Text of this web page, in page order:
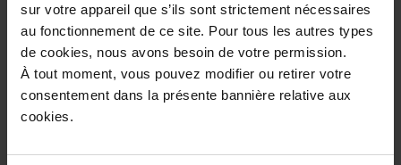
sur votre appareil que s’ils sont strictement nécessaires
au fonctionnement de ce site. Pour tous les autres types
de cookies, nous avons besoin de votre permission.
À tout moment, vous pouvez modifier ou retirer votre
consentement dans la présente bannière relative aux
cookies.
Caractéristiques
Avis client Politique relative aux avis des clients